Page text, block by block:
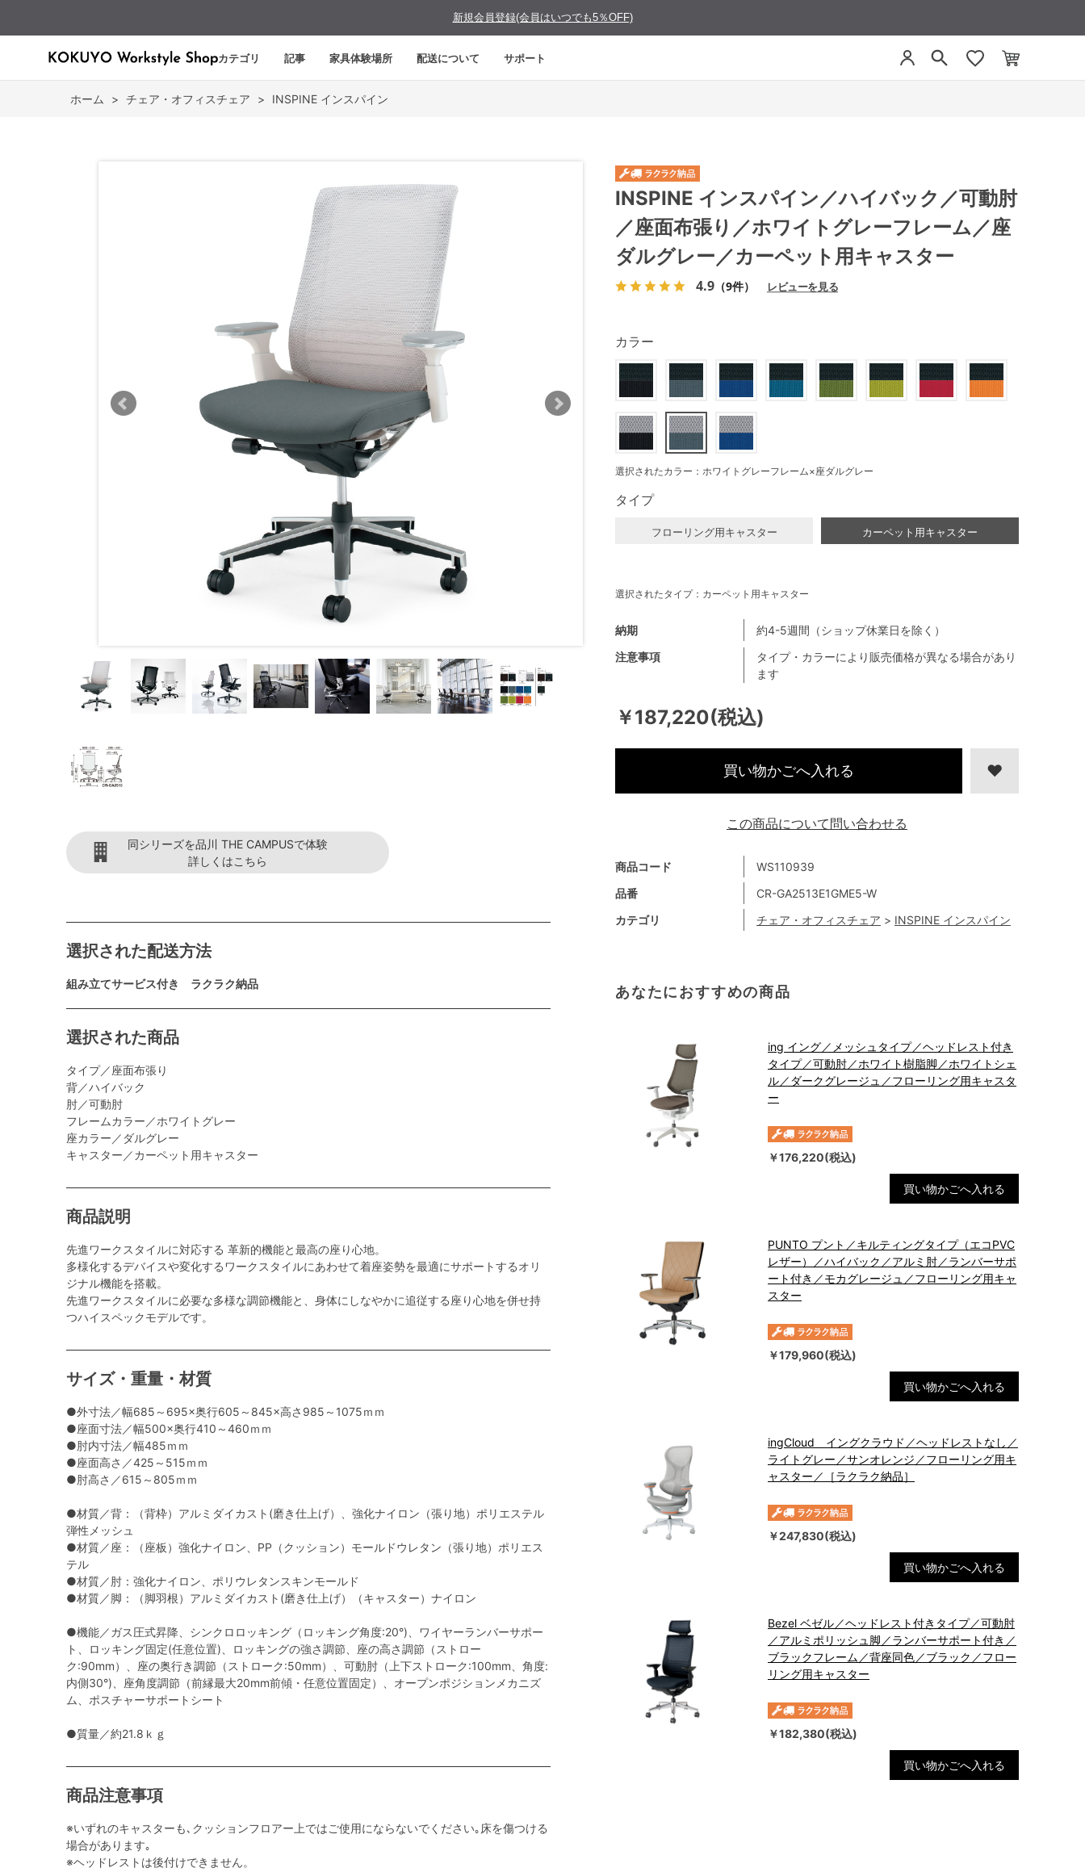
新規会員登録(会員はいつでも5％OFF)
カテゴリ 記事 家具体験場所 配送について サポート
ホーム > チェア・オフィスチェア > INSPINE インスパイン
同シリーズを品川 THE CAMPUSで体験
詳しくはこちら
選択された配送方法
組み立てサービス付き ラクラク納品
選択された商品
タイプ／座面布張り
背／ハイバック
肘／可動肘
フレームカラー／ホワイトグレー
座カラー／ダルグレー
キャスター／カーペット用キャスター
商品説明
先進ワークスタイルに対応する 革新的機能と最高の座り心地。
多様化するデバイスや変化するワークスタイルにあわせて着座姿勢を最適にサポートするオリ
ジナル機能を搭載。
先進ワークスタイルに必要な多様な調節機能と、身体にしなやかに追従する座り心地を併せ持
つハイスペックモデルです。
サイズ・重量・材質
●外寸法／幅685～695×奥行605～845×高さ985～1075ｍｍ
●座面寸法／幅500×奥行410～460ｍｍ
●肘内寸法／幅485ｍｍ
●座面高さ／425～515ｍｍ
●肘高さ／615～805ｍｍ
●材質／背：（背枠）アルミダイカスト(磨き仕上げ）、強化ナイロン（張り地）ポリエステル
弾性メッシュ
●材質／座：（座板）強化ナイロン、PP（クッション）モールドウレタン（張り地）ポリエス
テル
●材質／肘：強化ナイロン、ポリウレタンスキンモールド
●材質／脚：（脚羽根）アルミダイカスト(磨き仕上げ）（キャスター）ナイロン
●機能／ガス圧式昇降、シンクロロッキング（ロッキング角度:20°)、ワイヤーランバーサポー
ト、ロッキング固定(任意位置)、ロッキングの強さ調節、座の高さ調節（ストロー
ク:90mm）、座の奥行き調節（ストローク:50mm）、可動肘（上下ストローク:100mm、角度:
内側30°)、座角度調節（前縁最大20mm前傾・任意位置固定）、オープンポジションメカニズ
ム、ポスチャーサポートシート
●質量／約21.8ｋｇ
商品注意事項
※いずれのキャスターも､クッションフロアー上ではご使用にならないでください｡床を傷つける
場合があります｡
※ヘッドレストは後付けできません。
INSPINE インスパイン／ハイバック／可動肘
／座面布張り／ホワイトグレーフレーム／座
ダルグレー／カーペット用キャスター
4.9 （9件） レビューを見る
￥187,220(税込)
商品コード
WS110939
品番
CR-GA2513E1GME5-W
カテゴリ
チェア・オフィスチェア > INSPINE インスパイン
注意事項
タイプ・カラーにより販売価格が異なる場合があり
ます
納期 約4-5週間（ショップ休業日を除く）
カラー
選択されたカラー：ホワイトグレーフレーム×座ダルグレー
タイプ
フローリング用キャスター カーペット用キャスター
選択されたタイプ：カーペット用キャスター
買い物かごへ入れる
あなたにおすすめの商品
ing イング／メッシュタイプ／ヘッドレスト付き
タイプ／可動肘／ホワイト樹脂脚／ホワイトシェ
ル／ダークグレージュ／フローリング用キャスタ
ー
￥176,220(税込)
買い物かごへ入れる
PUNTO プント／キルティングタイプ（エコPVC
レザー）／ハイバック／アルミ肘／ランバーサポ
ート付き／モカグレージュ／フローリング用キャ
スター
￥179,960(税込)
買い物かごへ入れる
ingCloud イングクラウド／ヘッドレストなし／
ライトグレー／サンオレンジ／フローリング用キ
ャスター／［ラクラク納品］
￥247,830(税込)
買い物かごへ入れる
Bezel ベゼル／ヘッドレスト付きタイプ／可動肘
／アルミポリッシュ脚／ランバーサポート付き／
ブラックフレーム／背座同色／ブラック／フロー
リング用キャスター
￥182,380(税込)
買い物かごへ入れる
この商品について問い合わせる